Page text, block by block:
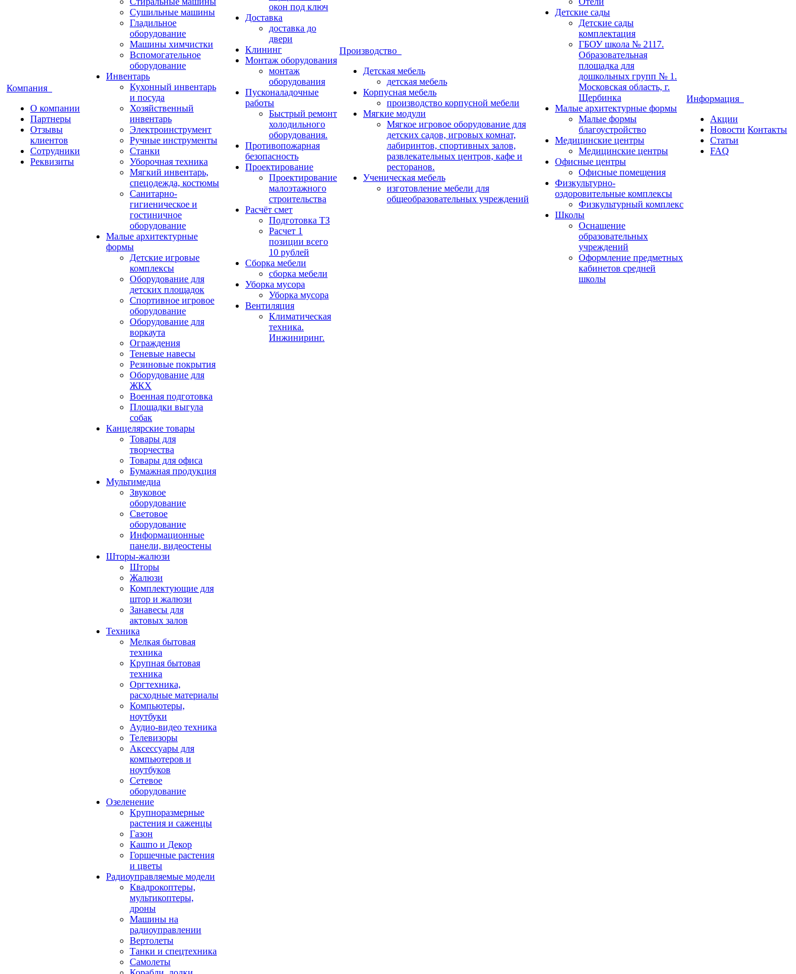
Компания
О компании
Партнеры
Отзывы
клиентов
Сотрудники
Реквизиты
Сушильные машины
Гладильное
оборудование
Машины химчистки
Вспомогательное
оборудование
Инвентарь
Кухонный инвентарь
и посуда
Хозяйственный
инвентарь
Электроинструмент
Ручные инструменты
Станки
Уборочная техника
Мягкий инвентарь,
спецодежда, костюмы
Санитарно-
гигиеническое и
гостиничное
оборудование
Малые архитектурные
формы
Детские игровые
комплексы
Оборудование для
детских площадок
Спортивное игровое
оборудование
Оборудование для
воркаута
Ограждения
Теневые навесы
Резиновые покрытия
Оборудование для
ЖКХ
Военная подготовка
Площадки выгула
собак
Канцелярские товары
Товары для
творчества
Товары для офиса
Бумажная продукция
Мультимедиа
Звуковое
оборудование
Световое
оборудование
Информационные
панели, видеостены
Шторы-жалюзи
Шторы
Жалюзи
Комплектующие для
штор и жалюзи
Занавесы для
актовых залов
Техника
Мелкая бытовая
техника
Крупная бытовая
техника
Оргтехника,
расходные материалы
Компьютеры,
ноутбуки
Аудио-видео техника
Телевизоры
Аксессуары для
компьютеров и
ноутбуков
Сетевое
оборудование
Озеленение
Крупноразмерные
растения и саженцы
Газон
Кашпо и Декор
Горшечные растения
и цветы
Радиоуправляемые модели
Квадрокоптеры,
мультикоптеры,
дроны
Машины на
радиоуправлении
Вертолеты
Танки и спецтехника
Самолеты
окон под ключ
Доставка
доставка до
двери
Клининг
Монтаж оборудования
монтаж
оборудования
Пусконаладочные
работы
Быстрый ремонт
холодильного
оборудования.
Противопожарная
безопасность
Проектирование
Проектирование
малоэтажного
строительства
Расчёт смет
Подготовка ТЗ
Расчет 1
позиции всего
10 рублей
Сборка мебели
сборка мебели
Уборка мусора
Уборка мусора
Вентиляция
Климатическая
техника.
Инжиниринг.
Производство
Детская мебель
детская мебель
Корпусная мебель
производство корпусной мебели
Мягкие модули
Мягкое игровое оборудование для
детских садов, игровых комнат,
лабиринтов, спортивных залов,
развлекательных центров, кафе и
ресторанов.
Ученическая мебель
изготовление мебели для
общеобразовательных учреждений
Детские сады
Детские сады
комплектация
ГБОУ школа № 2117.
Образовательная
площадка для
дошкольных групп № 1.
Московская область, г.
Щербинка
Малые архитектурные формы
Малые формы
благоустройство
Медицинские центры
Медицинские центры
Офисные центры
Офисные помещения
Физкультурно-
оздоровительные комплексы
Физкультурный комплекс
Школы
Оснащение
образовательных
учреждений
Оформление предметных
кабинетов средней
школы
Информация
Акции
Новости
Статьи
FAQ
Контакты